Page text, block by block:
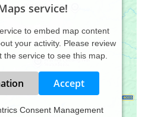
service!
to embed map content
your activity. Please review
service to see this map.
Accept
Consent Management